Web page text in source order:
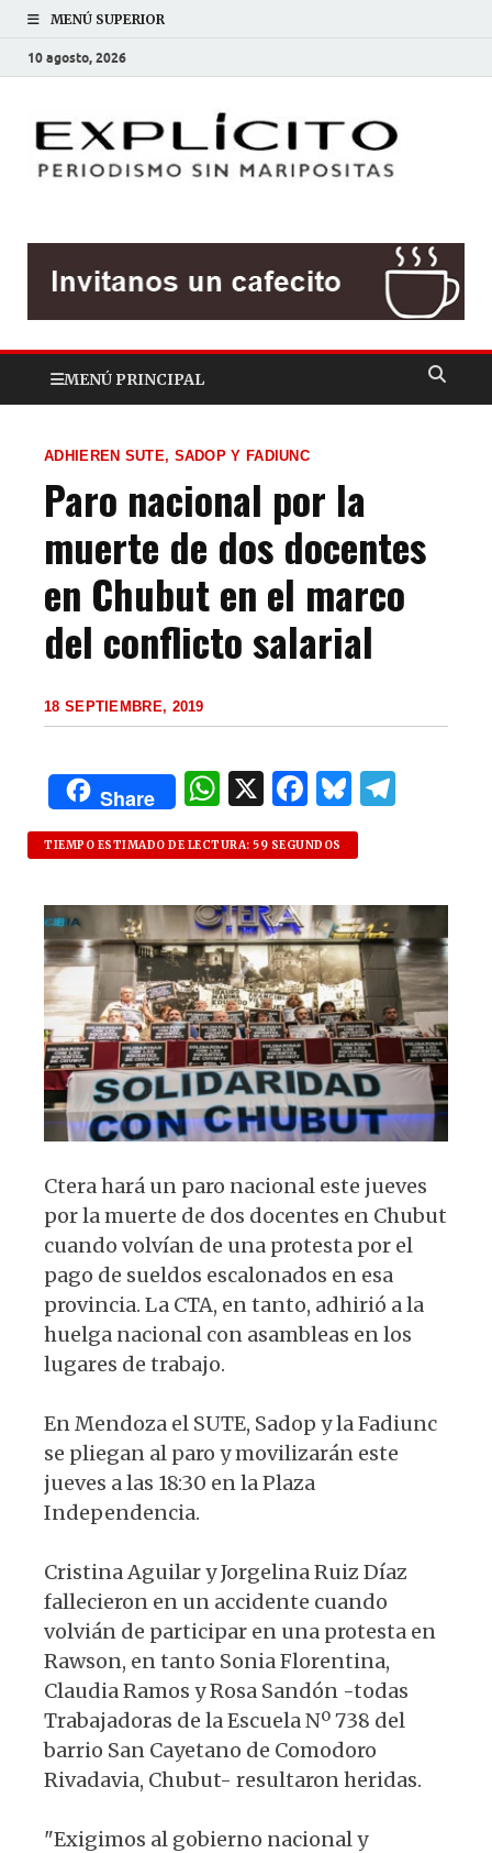
MENÚ SUPERIOR
10 agosto, 2026
MENÚ PRINCIPAL
ADHIEREN SUTE, SADOP Y FADIUNC
Paro nacional por la
muerte de dos docentes
en Chubut en el marco
del conflicto salarial
18 SEPTIEMBRE, 2019
Share
W
h
at
s
A
p
p
X F
a
c
e
b
o
o
k
B
lu
es
k
y
g
ra
m
TIEMPO ESTIMADO DE LECTURA: 59 SEGUNDOS
Ctera hará un paro nacional este jueves
por la muerte de dos docentes en Chubut
cuando volvían de una protesta por el
pago de sueldos escalonados en esa
provincia. La CTA, en tanto, adhirió a la
huelga nacional con asambleas en los
lugares de trabajo.
En Mendoza el SUTE, Sadop y la Fadiunc
se pliegan al paro y movilizarán este
jueves a las 18:30 en la Plaza
Independencia.
Cristina Aguilar y Jorgelina Ruiz Díaz
fallecieron en un accidente cuando
volvián de participar en una protesta en
Rawson, en tanto Sonia Florentina,
Claudia Ramos y Rosa Sandón -todas
Trabajadoras de la Escuela Nº 738 del
barrio San Cayetano de Comodoro
Rivadavia, Chubut- resultaron heridas.
"Exigimos al gobierno nacional y